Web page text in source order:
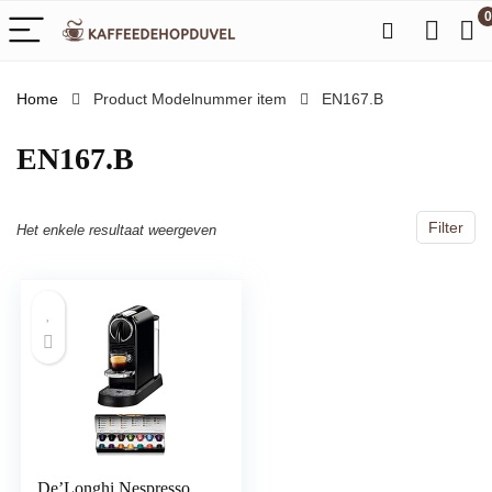
0
Home Product Modelnummer item ‎EN167.B
‎EN167.B
Filter
Het enkele resultaat weergeven
De’Longhi Nespresso